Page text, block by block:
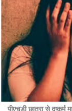
पीएचडी छात्रा से